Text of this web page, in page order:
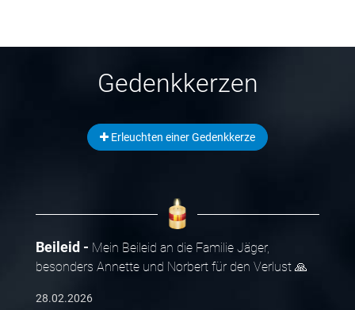
Gedenkkerzen
Erleuchten einer Gedenkkerze
Beileid
Mein Beileid an die Familie Jäger,
besonders Annette und Norbert für den Verlust 🙏
28.02.2026